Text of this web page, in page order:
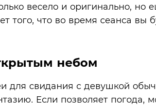
весело и оригинально, но
того, что во время сеанса вы
небом
для свидания с девушкой
Если позволяет погода,